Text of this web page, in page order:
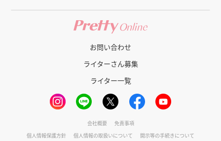
お問い合わせ
ライターさん募集
ライター一覧
会社概要
免責事項
個人情報保護方針
個人情報の取扱いについて 開示等の手続きについて